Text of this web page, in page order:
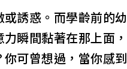
誘惑。而學齡前的幼
瞬間黏著在那上面，
可曾想過，當你感到